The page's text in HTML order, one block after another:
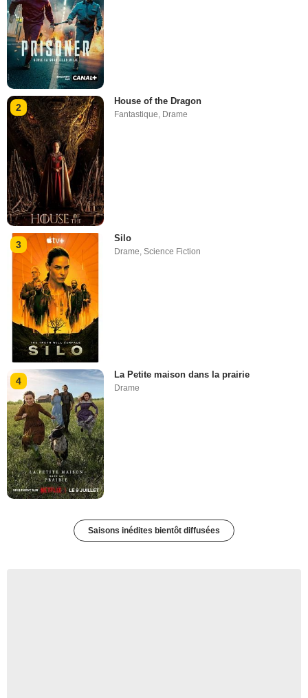
2
House of the Dragon
Fantastique, Drame
3
Silo
Drame ,Science Fiction
4
La Petite maison dans la prairie
Drame
Saisons inédites bientôt diffusées